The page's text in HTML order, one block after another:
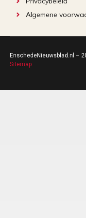
Algemene
EnschedeNieuwsblad.nl –
Sitemap